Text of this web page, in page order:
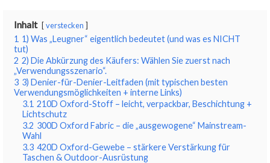
Inhalt verstecken
1 1) Was „Leugner“ eigentlich bedeutet (und was es NICHT
tut)
2 2) Die Abkürzung des Käufers: Wählen Sie zuerst nach
„Verwendungsszenario“.
3 3) Denier-für-Denier-Leitfaden (mit typischen besten
Verwendungsmöglichkeiten + interne Links)
3.1 210D Oxford-Stoff – leicht, verpackbar, Beschichtung +
Lichtschutz
3.2 300D Oxford Fabric – die „ausgewogene“ Mainstream-
Wahl
3.3 420D Oxford-Gewebe – stärkere Verstärkung für
Taschen & Outdoor-Ausrüstung